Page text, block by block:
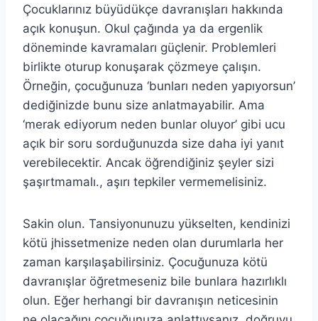
Çocuklarınız büyüdükçe davranışları hakkında
açık konuşun. Okul çağında ya da ergenlik
döneminde kavramaları güçlenir. Problemleri
birlikte oturup konuşarak çözmeye çalışın.
Örneğin, çocuğunuza ‘bunları neden yapıyorsun’
dediğinizde bunu size anlatmayabilir. Ama
‘merak ediyorum neden bunlar oluyor’ gibi ucu
açık bir soru sorduğunuzda size daha iyi yanıt
verebilecektir. Ancak öğrendiğiniz şeyler sizi
şaşırtmamalı., aşırı tepkiler vermemelisiniz.
Sakin olun. Tansiyonunuzu yükselten, kendinizi
kötü jhissetmenize neden olan durumlarla her
zaman karşılaşabilirsiniz. Çocuğunuza kötü
davranışlar öğretmeseniz bile bunlara hazırlıklı
olun. Eğer herhangi bir davranışın neticesinin